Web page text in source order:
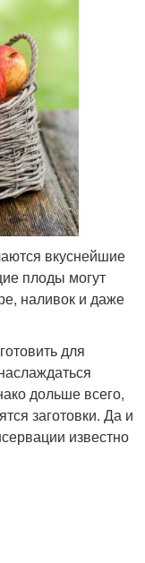
вкуснейшие
плоды могут
наливок и даже
для
дольше всего,
заготовки. Да и
известно